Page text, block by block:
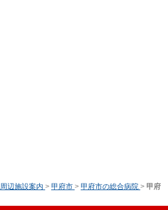
周辺施設案内 > 甲府市 > 甲府市の総合病院 > 甲府